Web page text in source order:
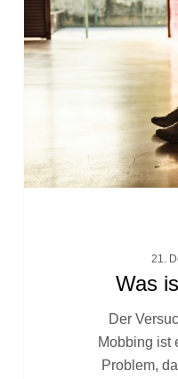
21.
Was
Der
Mobbing ist
Problem,